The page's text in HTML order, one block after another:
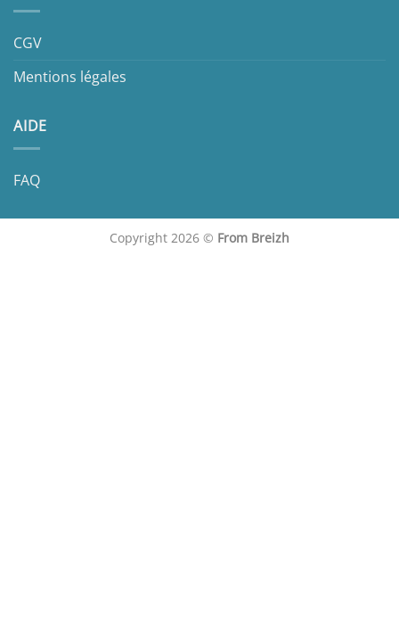
CGV
Mentions légales
AIDE
FAQ
Copyright 2026 © From Breizh